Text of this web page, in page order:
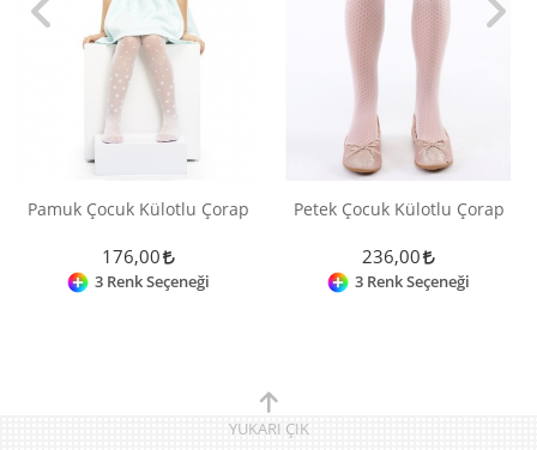
Pamuk Çocuk Külotlu Çorap
176,00
3 Renk Seçeneği
Petek Çocuk Külotlu Çorap
236,00
3 Renk Seçeneği
YUKARI ÇIK